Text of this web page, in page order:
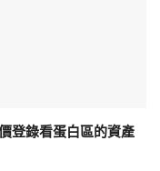
登錄看蛋白區的資產